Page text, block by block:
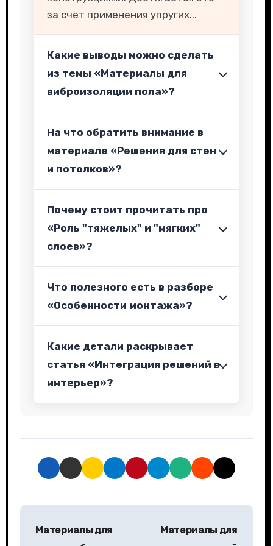
за счет применения упругих...
Какие выводы можно сделать
из темы «Материалы для
виброизоляции пола»?
На что обратить внимание в
материале «Решения для стен
и потолков»?
Почему стоит прочитать про
«Роль "тяжелых" и "мягких"
слоев»?
Что полезного есть в разборе
«Особенности монтажа»?
Какие детали раскрывает
статья «Интеграция решений в
интерьер»?
Н
Материалы для
Материалы для